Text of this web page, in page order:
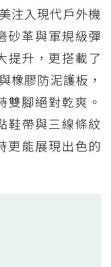
6 GORE-TEX：潮
與街頭顏值一次攻
Evo GTX：越野
與增高神器一次滿
Motion Access：
裝健走鞋雨天必備
Motion Access：
健走鞋雨天必備
注入現代戶外機
砂革與軍規級彈
提升，更搭載了
橡膠防泥護板，
雙腳絕對乾爽。
鞋帶與三線條紋
更能展現出色的